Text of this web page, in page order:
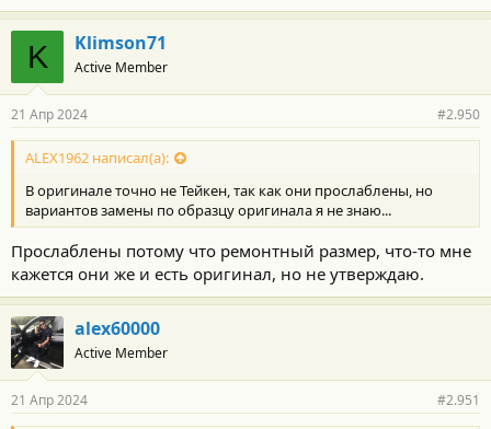
K Klimson71
Active Member
21 Апр 2024 #2.950
ALEX1962 написал(а):
В оригинале точно не Тейкен, так как они прослаблены, но
вариантов замены по образцу оригинала я не знаю...
Прослаблены потому что ремонтный размер, что-то мне
кажется они же и есть оригинал, но не утверждаю.
alex60000
Active Member
21 Апр 2024 #2.951